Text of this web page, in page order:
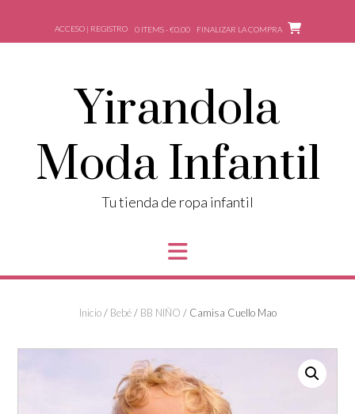
contenido
ACCESO | REGISTRO 0 ITEMS - €0,00 FINALIZAR LA COMPRA
Yirandola
Moda Infantil
Tu tienda de ropa infantil
Inicio/ Bebé/ BB NIÑO / Camisa Cuello Mao